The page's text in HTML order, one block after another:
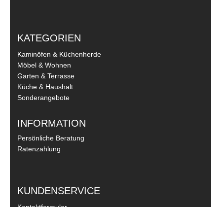
KATEGORIEN
Kaminöfen & Küchenherde
Möbel & Wohnen
Garten & Terrasse
Küche & Haushalt
Sonderangebote
INFORMATION
Persönliche Beratung
Ratenzahlung
KUNDENSERVICE